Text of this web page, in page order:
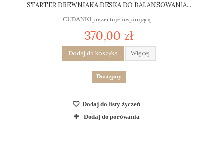
STARTER DREWNIANA DESKA DO BALANSOWANIA...
CUDANKI prezentuje inspirującą...
370,00 zł
Dodaj do koszyka Więcej
Dostępny
Dodaj do listy życzeń
Dodaj do porówania